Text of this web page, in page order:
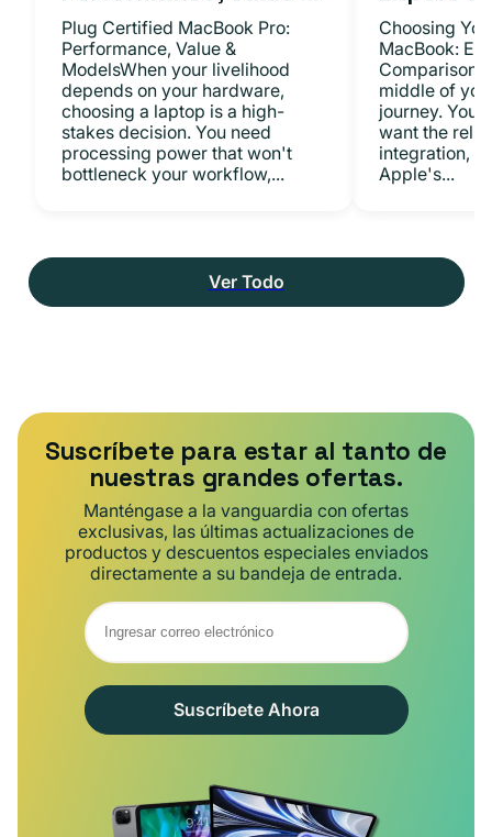
Plug Certified MacBook Pro:
Performance, Value &
ModelsWhen your livelihood
depends on your hardware,
choosing a laptop is a high-
stakes decision. You need
processing power that won't
bottleneck your workflow,...
Choosing
MacBook:
middle of
journey. You
want the
integration,
Apple's...
Ver Todo
Suscríbete para estar al tanto de
nuestras grandes ofertas.
Manténgase a la vanguardia con ofertas
exclusivas, las últimas actualizaciones de
productos y descuentos especiales enviados
directamente a su bandeja de entrada.
Suscríbete Ahora